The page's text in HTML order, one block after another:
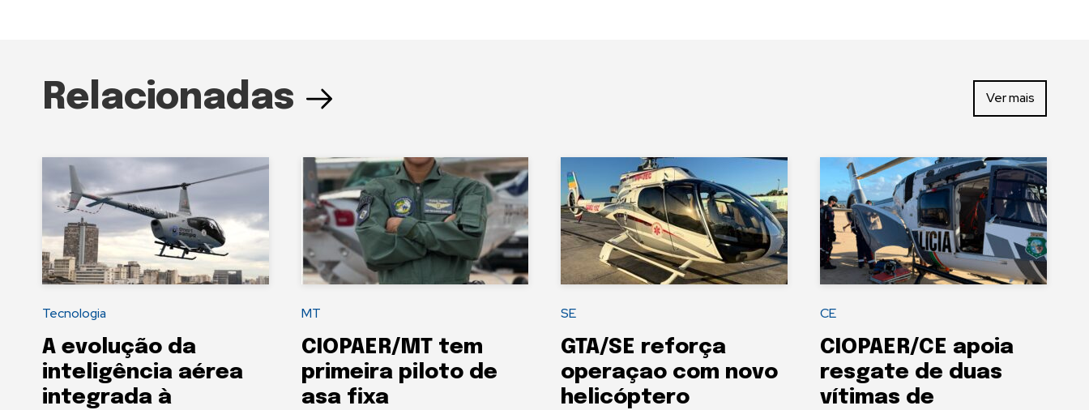
Relacionadas Ver mais
Tecnologia
A evolução da
inteligência aérea
integrada à
MT
CIOPAER/MT tem
primeira piloto de
asa fixa
SE
GTA/SE reforça
operaçao com novo
helicóptero
CE
CIOPAER/CE apoia
resgate de duas
vítimas de